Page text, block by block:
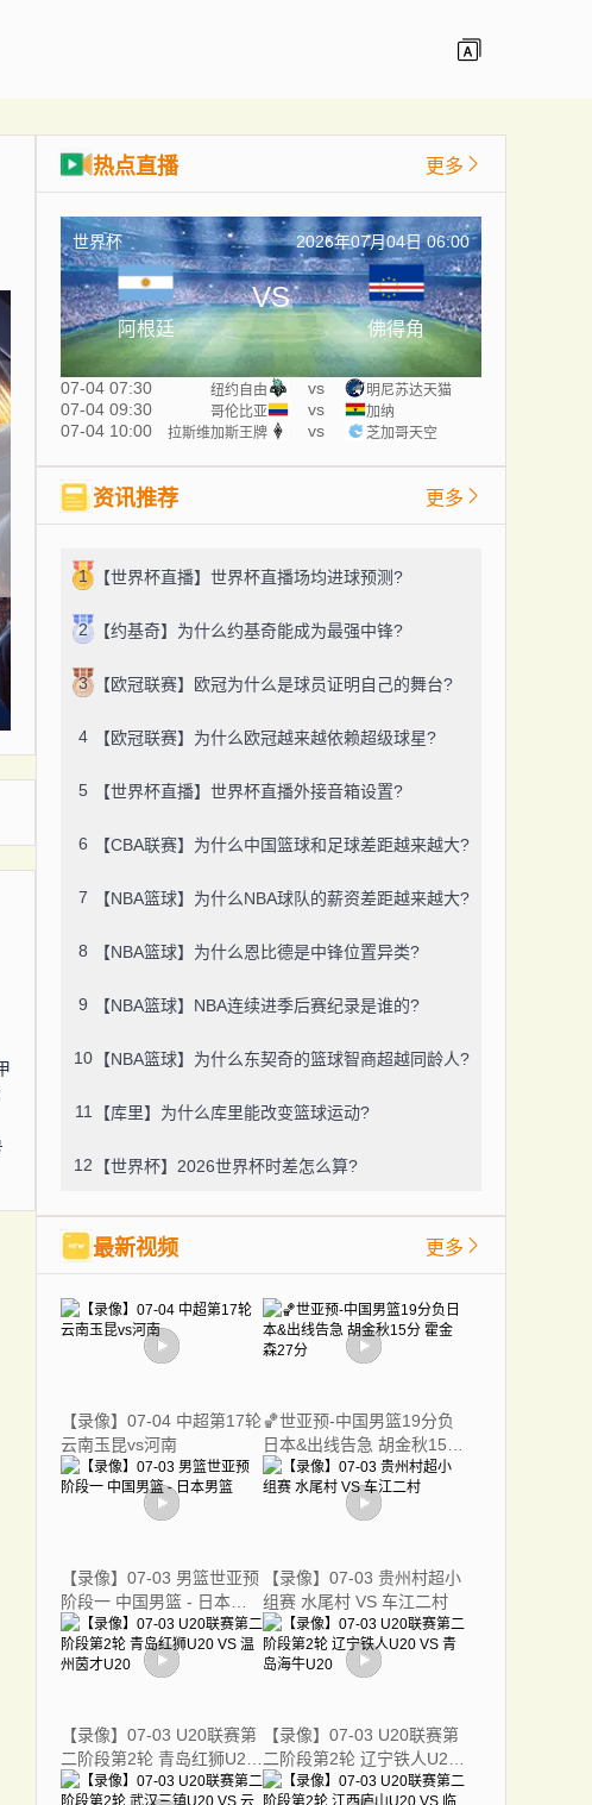
热点直播 更多
世界杯 2026年07月04日 06:00
阿根廷
VS
佛得角
07-04 07:30 纽约自由 vs 明尼苏达天猫
07-04 09:30 哥伦比亚 vs 加纳
07-04 10:00 拉斯维加斯王牌 vs 芝加哥天空
资讯推荐 更多
1 【世界杯直播】世界杯直播场均进球预测?
2 【约基奇】为什么约基奇能成为最强中锋?
3 【欧冠联赛】欧冠为什么是球员证明自己的舞台?
4 【欧冠联赛】为什么欧冠越来越依赖超级球星?
5 【世界杯直播】世界杯直播外接音箱设置?
6 【CBA联赛】为什么中国篮球和足球差距越来越大?
7 【NBA篮球】为什么NBA球队的薪资差距越来越大?
8 【NBA篮球】为什么恩比德是中锋位置异类?
9 【NBA篮球】NBA连续进季后赛纪录是谁的?
10 【NBA篮球】为什么东契奇的篮球智商超越同龄人?
11 【库里】为什么库里能改变篮球运动?
12 【世界杯】2026世界杯时差怎么算?
最新视频 更多
【录像】07-04 中超第17轮
云南玉昆vs河南
🏀世亚预-中国男篮19分负
日本&出线告急 胡金秋15分
霍金森27分
【录像】07-03 男篮世亚预
阶段一 中国男篮 - 日本男
篮
【录像】07-03 贵州村超小
组赛 水尾村 VS 车江二村
【录像】07-03 U20联赛第
二阶段第2轮 青岛红狮U20
VS 温州茵才U20
【录像】07-03 U20联赛第
二阶段第2轮 辽宁铁人U20
VS 青岛海牛U20